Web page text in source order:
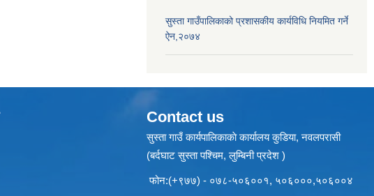
सुस्ता गाउँपालिकाको प्रशासकीय कार्यविधि नियमित गर्ने
ऐन,२०७४
Contact us
सुस्ता गाउँ कार्यपालिकाकाे कार्यालय कुडिया, नवलपरासी
(बर्दघाट सुस्ता पश्चिम, लुम्बिनी प्रदेश )
फोन:(+९७७) - ०७८-५०६००१, ५०६०००,५०६००४